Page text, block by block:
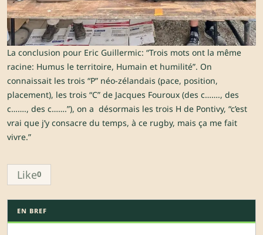
La conclusion pour Eric Guillermic: “Trois mots ont la même
racine: Humus le territoire, Humain et humilité”. On
connaissait les trois “P” néo-zélandais (pace, position,
placement), les trois “C” de Jacques Fouroux (des c……., des
c……., des c…….”), on a désormais les trois H de Pontivy, “c’est
vrai que j’y consacre du temps, à ce rugby, mais ça me fait
vivre.”
Like0
EN BREF